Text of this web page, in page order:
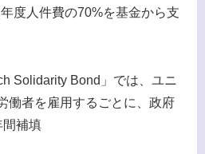
度人件費の70%を基金から支
Solidarity Bond」では、ユニ
働者を雇用するごとに、政府
間補填